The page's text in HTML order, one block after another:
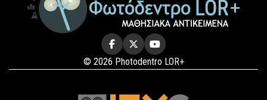
© 2026 Photodentro LOR+